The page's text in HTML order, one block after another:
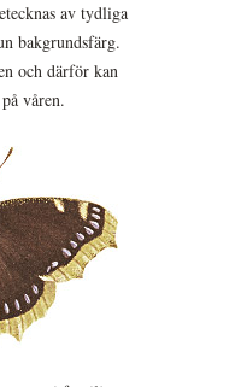
av tydliga
bakgrundsfärg.
och därför kan
våren.